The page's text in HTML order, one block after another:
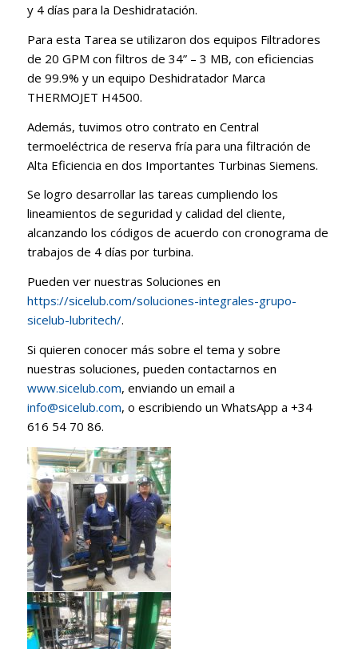
y 4 días para la Deshidratación.
Para esta Tarea se utilizaron dos equipos Filtradores
de 20 GPM con filtros de 34” – 3 MB, con eficiencias
de 99.9% y un equipo Deshidratador Marca
THERMOJET H4500.
Además, tuvimos otro contrato en Central
termoeléctrica de reserva fría para una filtración de
Alta Eficiencia en dos Importantes Turbinas Siemens.
Se logro desarrollar las tareas cumpliendo los
lineamientos de seguridad y calidad del cliente,
alcanzando los códigos de acuerdo con cronograma de
trabajos de 4 días por turbina.
Pueden ver nuestras Soluciones en
https://sicelub.com/soluciones-integrales-grupo-
sicelub-lubritech/.
Si quieren conocer más sobre el tema y sobre
nuestras soluciones, pueden contactarnos en
www.sicelub.com, enviando un email a
info@sicelub.com, o escribiendo un WhatsApp a +34
616 54 70 86.